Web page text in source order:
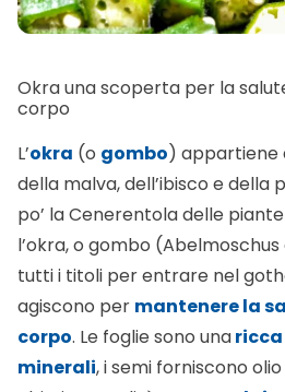
Okra una scoperta per la
corpo
L’okra (o gombo) appartiene
della malva, dell’ibisco e della
po’ la Cenerentola delle
l’okra, o gombo
tutti i titoli per entrare nel
agiscono per mantenere la
corpo. Le foglie sono una
minerali, i semi forniscono